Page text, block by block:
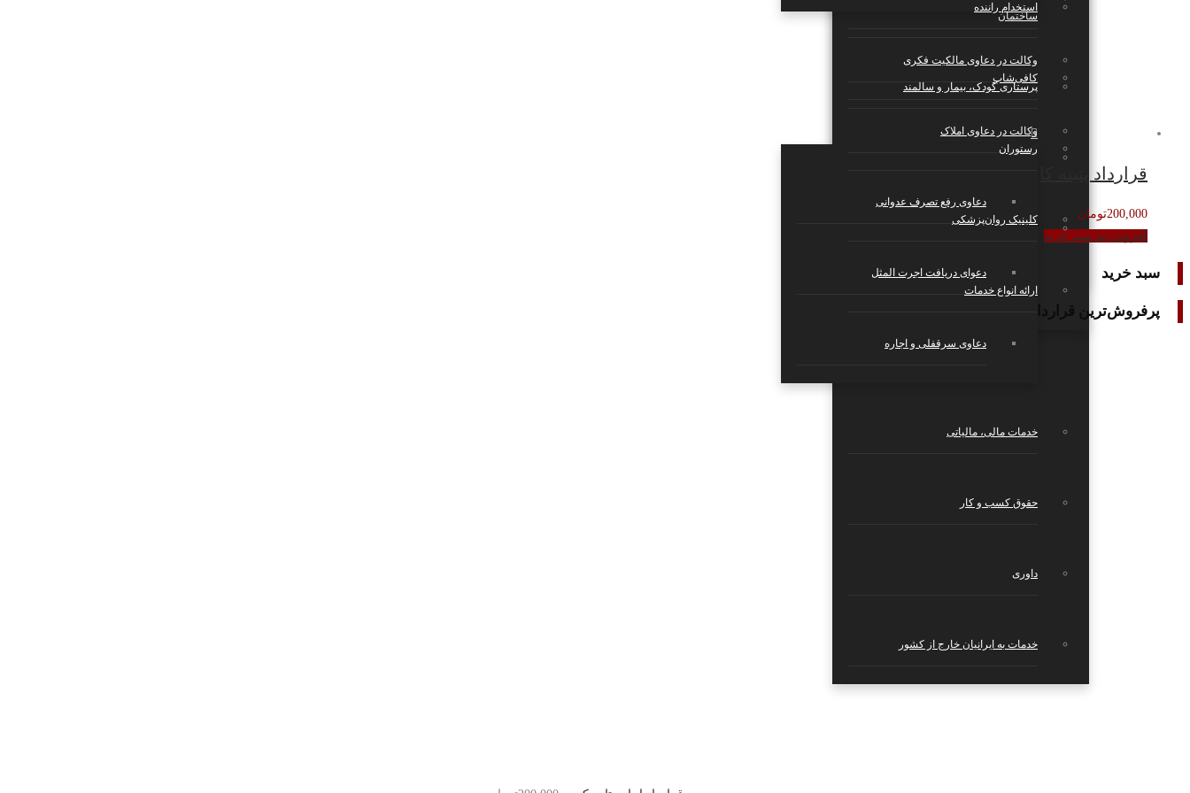
ساختمان
پرستاری کودک، بیمار و سالمند
بازی و سرگرمی
استارتاپ‌ها، شرکت‌های تکنولوژی و دانش
وکالت در دعاوی مالکیت فکری
وکالت در دعاوی املاک
دعاوی رفع تصرف عدوانی
دعوای دریافت اجرت المثل
دعاوی سرقفلی و اجاره
خدمات مالی، مالیاتی
حقوق کسب و کار
داوری
خدمات به ایرانیان خارج از کشور
استخدام راننده
کافی‌شاپ
رستوران
کلینیک روان‌پزشکی
ارائه انواع خدمات
قرارداد پتینه کاری ساختمان
200,000تومان
افزودن به سبد خرید
سبد خرید
پرفروش‌ترین قراردادها